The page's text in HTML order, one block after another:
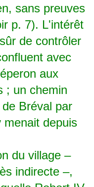
sans preuves
p. 7). L'intérêt
de contrôler
avec
aux
; un chemin
Bréval par
menait depuis
du village –
indirecte –,